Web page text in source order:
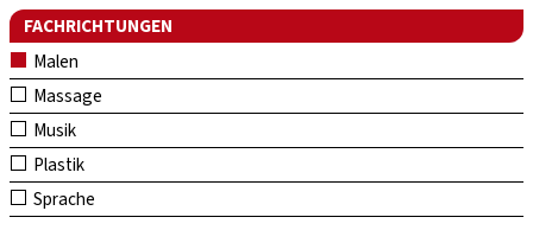
FACHRICHTUNGEN
Malen
Massage
Musik
Plastik
Sprache